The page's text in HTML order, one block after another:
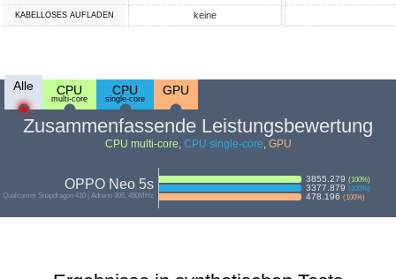
KABELLOSES AUFLADEN keine
Alle CPU
multi-core
CPU
single-core
GPU
Zusammenfassende Leistungsbewertung
CPU multi-core, CPU single-core, GPU
OPPO Neo 5s
Qualcomm Snapdragon 410 | Adreno 306, 450MHz
3855.279 (100%)
3377.879 (100%)
478.196 (100%)